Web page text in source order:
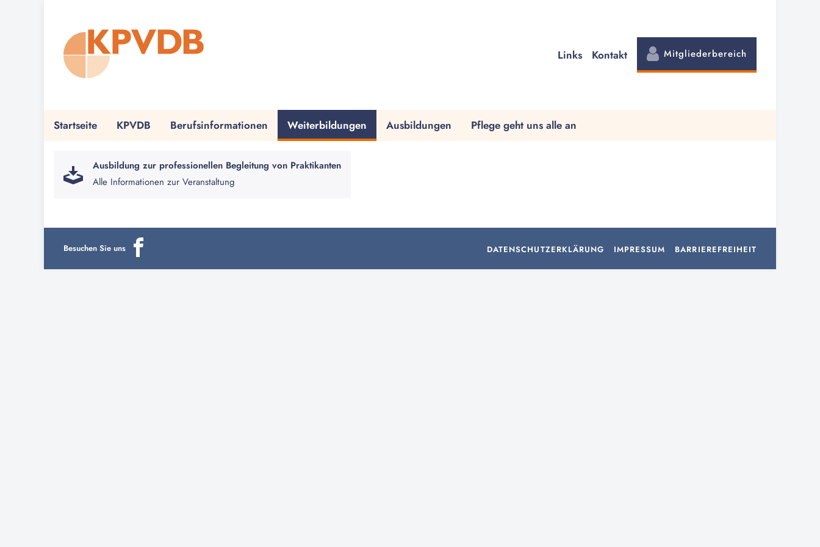
Links Kontakt Mitgliederbereich
Startseite KPVDB Berufsinformationen Weiterbildungen Ausbildungen Pflege geht uns alle an
Ausbildung zur professionellen Begleitung von Praktikanten
Alle Informationen zur Veranstaltung
Besuchen Sie uns DATENSCHUTZERKLÄRUNG IMPRESSUM BARRIEREFREIHEIT